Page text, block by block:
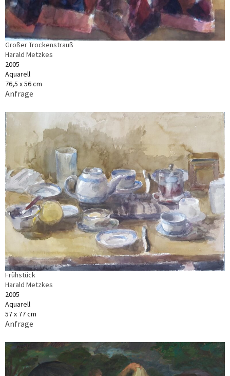
Großer Trockenstrauß
Harald Metzkes
2005
Aquarell
76,5 x 56 cm
Anfrage
Frühstück
Harald Metzkes
2005
Aquarell
57 x 77 cm
Anfrage